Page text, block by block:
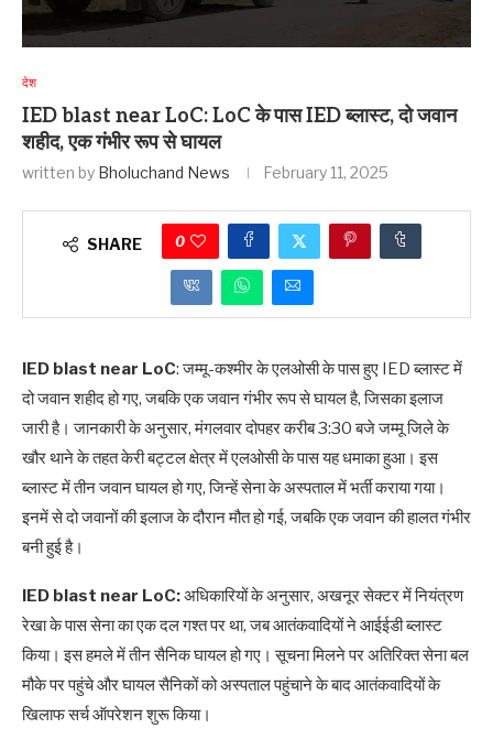
देश
IED blast near LoC: LoC के पास IED ब्लास्ट, दो जवान
शहीद, एक गंभीर रूप से घायल
written by Bholuchand News February 11, 2025
SHARE 0
IED blast near LoC: जम्मू-कश्मीर के एलओसी के पास हुए IED ब्लास्ट में
दो जवान शहीद हो गए, जबकि एक जवान गंभीर रूप से घायल है, जिसका इलाज
जारी है। जानकारी के अनुसार, मंगलवार दोपहर करीब 3:30 बजे जम्मू जिले के
खौर थाने के तहत केरी बट्टल क्षेत्र में एलओसी के पास यह धमाका हुआ। इस
ब्लास्ट में तीन जवान घायल हो गए, जिन्हें सेना के अस्पताल में भर्ती कराया गया।
इनमें से दो जवानों की इलाज के दौरान मौत हो गई, जबकि एक जवान की हालत गंभीर
बनी हुई है।
IED blast near LoC:अधिकारियों के अनुसार, अखनूर सेक्टर में नियंत्रण
रेखा के पास सेना का एक दल गश्त पर था, जब आतंकवादियों ने आईईडी ब्लास्ट
किया। इस हमले में तीन सैनिक घायल हो गए। सूचना मिलने पर अतिरिक्त सेना बल
मौके पर पहुंचे और घायल सैनिकों को अस्पताल पहुंचाने के बाद आतंकवादियों के
खिलाफ सर्च ऑपरेशन शुरू किया।